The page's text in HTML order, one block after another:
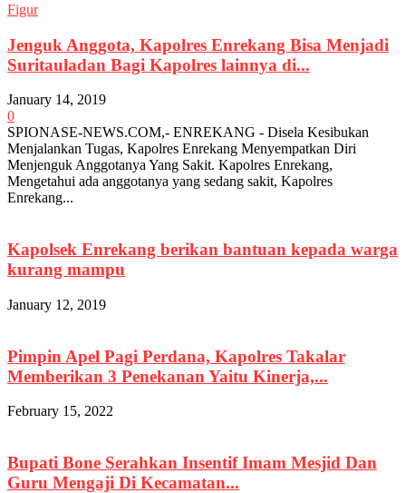
Figur
Jenguk Anggota, Kapolres Enrekang Bisa Menjadi
Suritauladan Bagi Kapolres lainnya di...
January 14, 2019
0
SPIONASE-NEWS.COM,- ENREKANG - Disela Kesibukan
Menjalankan Tugas, Kapolres Enrekang Menyempatkan Diri
Menjenguk Anggotanya Yang Sakit. Kapolres Enrekang,
Mengetahui ada anggotanya yang sedang sakit, Kapolres
Enrekang...
Kapolsek Enrekang berikan bantuan kepada warga
kurang mampu
January 12, 2019
Pimpin Apel Pagi Perdana, Kapolres Takalar
Memberikan 3 Penekanan Yaitu Kinerja,...
February 15, 2022
Bupati Bone Serahkan Insentif Imam Mesjid Dan
Guru Mengaji Di Kecamatan...